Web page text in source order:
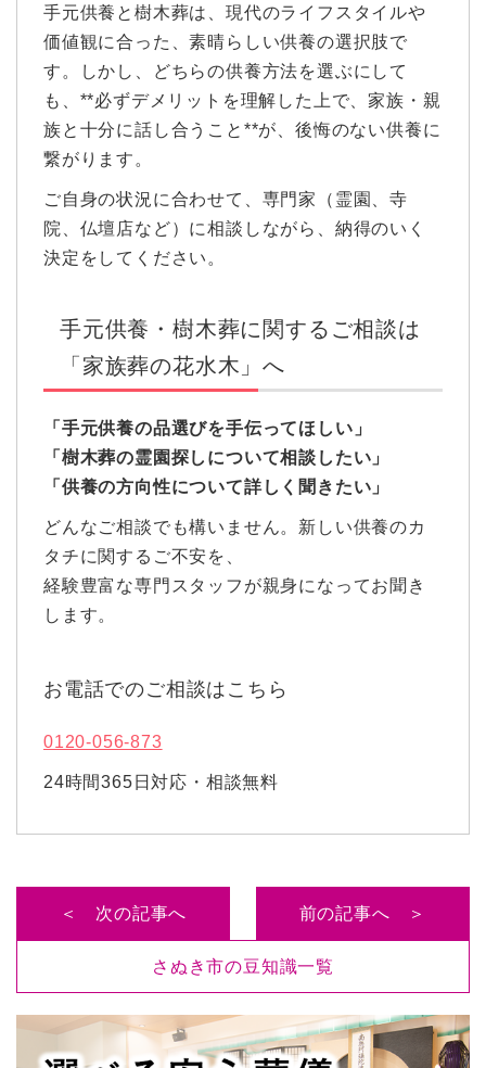
手元供養と樹木葬は、現代のライフスタイルや
価値観に合った、素晴らしい供養の選択肢で
す。しかし、どちらの供養方法を選ぶにして
も、**必ずデメリットを理解した上で、家族・親
族と十分に話し合うこと**が、後悔のない供養に
繋がります。
ご自身の状況に合わせて、専門家（霊園、寺
院、仏壇店など）に相談しながら、納得のいく
決定をしてください。
手元供養・樹木葬に関するご相談は
「家族葬の花水木」へ
「手元供養の品選びを手伝ってほしい」
「樹木葬の霊園探しについて相談したい」
「供養の方向性について詳しく聞きたい」
どんなご相談でも構いません。新しい供養のカ
タチに関するご不安を、
経験豊富な専門スタッフが親身になってお聞き
します。
お電話でのご相談はこちら
0120-056-873
24時間365日対応・相談無料
＜ 次の記事へ
さぬき市の豆知識一覧
前の記事へ ＞